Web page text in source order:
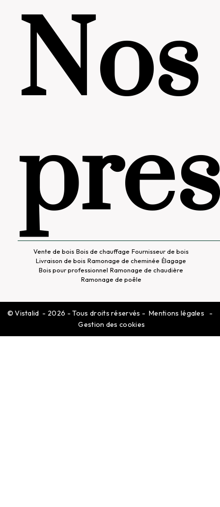
Nos
Vente de bois Bois de chauffage Fournisseur de bois
Livraison de bois Ramonage de cheminée Élagage
Bois pour professionnel Ramonage de chaudière
Ramonage de poêle
©Vistalid - 2026 - Tous droits réservés - Mentions légales
-
Gestion des cookies